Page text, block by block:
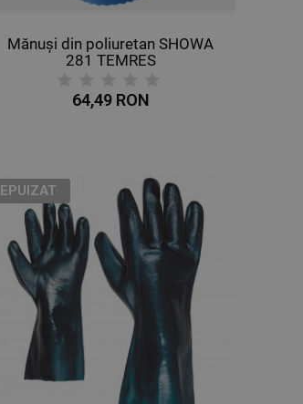
Mănuși din poliuretan SHOWA
281 TEMRES
64,49 RON
EPUIZAT